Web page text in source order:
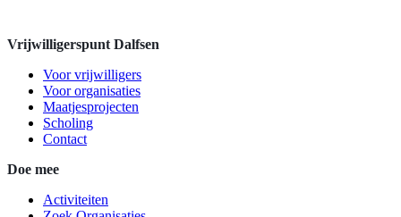
Vrijwilligerspunt Dalfsen
Voor vrijwilligers
Voor organisaties
Maatjesprojecten
Scholing
Contact
Doe mee
Activiteiten